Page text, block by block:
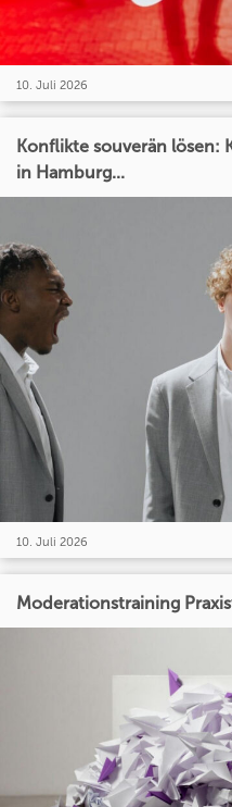
10. Juli 2026
Konflikte souverän lösen:
in Hamburg...
10. Juli 2026
Moderationstraining